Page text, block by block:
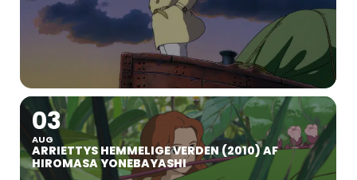
03
AUG
ARRIETTYS HEMMELIGE VERDEN (2010) AF
HIROMASA YONEBAYASHI